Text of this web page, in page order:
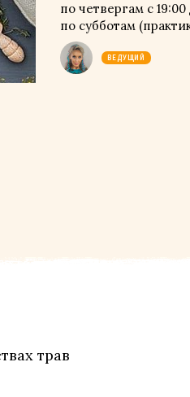
по четвергам с 19:00
по субботам
ВЕДУЩИЙ
трав